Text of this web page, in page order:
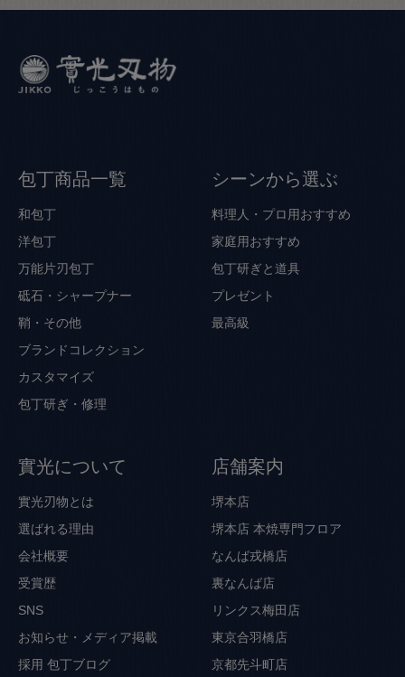
包丁商品一覧
和包丁
洋包丁
万能片刃包丁
砥石・シャープナー
鞘・その他
ブランドコレクション
カスタマイズ
包丁研ぎ・修理
シーンから選ぶ
料理人・プロ用おすすめ
家庭用おすすめ
包丁研ぎと道具
プレゼント
最高級
實光について
實光刃物とは
選ばれる理由
会社概要
受賞歴
SNS
お知らせ・メディア掲載
採用 包丁ブログ
店舗案内
堺本店
堺本店 本焼専門フロア
なんば戎橋店
裏なんば店
リンクス梅田店
東京合羽橋店
京都先斗町店